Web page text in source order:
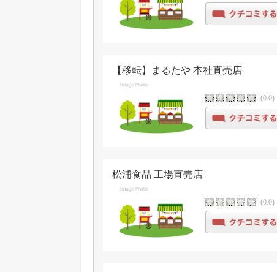
【移転】まるたや 本社直売店
(0.0)
松浦食品 工場直売店
(0.0)